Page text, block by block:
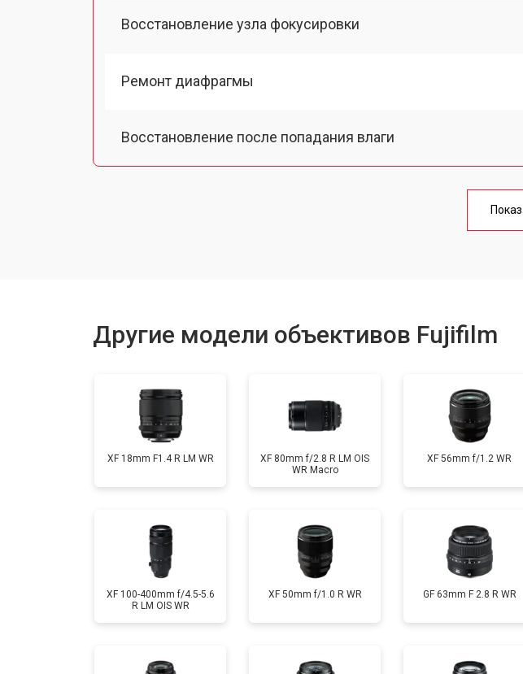
Восстановление узла фокусировки
Ремонт диафрагмы
Восстановление после попадания влаги
Другие модели объективов Fujifilm
XF 18mm F1.4 R LM WR
XF 80mm f/2.8 R LM OIS
WR Macro
XF 56mm f/1.2 WR
XF 100-400mm f/4.5-5.6
R LM OIS WR
XF 50mm f/1.0 R WR GF 63mm F 2.8 R WR